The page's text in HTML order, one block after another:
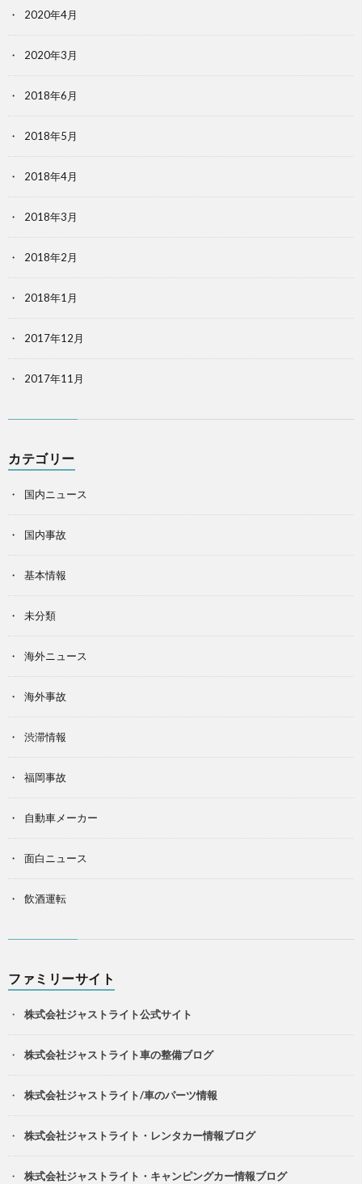
2020年4月
2020年3月
2018年6月
2018年5月
2018年4月
2018年3月
2018年2月
2018年1月
2017年12月
2017年11月
カテゴリー
国内ニュース
国内事故
基本情報
未分類
海外ニュース
海外事故
渋滞情報
福岡事故
自動車メーカー
面白ニュース
飲酒運転
ファミリーサイト
株式会社ジャストライト公式サイト
株式会社ジャストライト車の整備ブログ
株式会社ジャストライト/車のパーツ情報
株式会社ジャストライト・レンタカー情報ブログ
株式会社ジャストライト・キャンピングカー情報ブログ